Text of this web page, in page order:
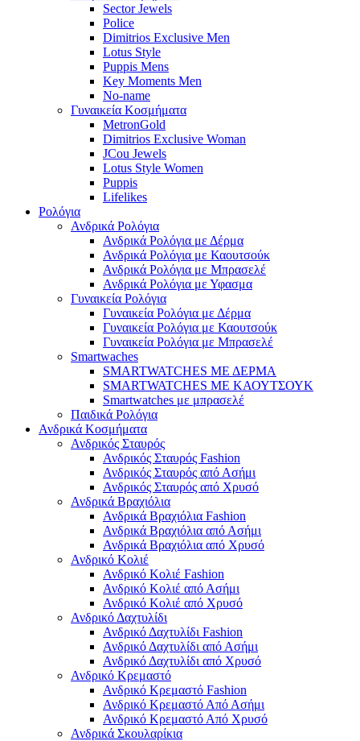
Sector Jewels
Police
Dimitrios Exclusive Men
Lotus Style
Puppis Mens
Key Moments Men
No-name
Γυναικεία Κοσμήματα
MetronGold
Dimitrios Exclusive Woman
JCou Jewels
Lotus Style Women
Puppis
Lifelikes
Ρολόγια
Ανδρικά Ρολόγια
Ανδρικά Ρολόγια με Δέρμα
Ανδρικά Ρολόγια με Καουτσούκ
Ανδρικά Ρολόγια με Μπρασελέ
Ανδρικά Ρολόγια με Υφασμα
Γυναικεία Ρολόγια
Γυναικεία Ρολόγια με Δέρμα
Γυναικεία Ρολόγια με Καουτσούκ
Γυναικεία Ρολόγια με Μπρασελέ
Smartwaches
SMARTWATCHES ΜΕ ΔΕΡΜΑ
SMARTWATCHES ΜΕ ΚΑΟΥΤΣΟΥΚ
Smartwatches με μπρασελέ
Παιδικά Ρολόγια
Ανδρικά Κοσμήματα
Ανδρικός Σταυρός
Ανδρικός Σταυρός Fashion
Ανδρικός Σταυρός από Ασήμι
Ανδρικός Σταυρός από Χρυσό
Ανδρικά Βραχιόλια
Ανδρικά Βραχιόλια Fashion
Ανδρικά Βραχιόλια από Ασήμι
Ανδρικά Βραχιόλια από Χρυσό
Ανδρικό Κολιέ
Ανδρικό Κολιέ Fashion
Ανδρικό Κολιέ από Ασήμι
Ανδρικό Κολιέ από Χρυσό
Ανδρικό Δαχτυλίδι
Ανδρικό Δαχτυλίδι Fashion
Ανδρικό Δαχτυλίδι από Ασήμι
Ανδρικό Δαχτυλίδι από Χρυσό
Ανδρικό Κρεμαστό
Ανδρικό Κρεμαστό Fashion
Ανδρικό Κρεμαστό Από Ασήμι
Ανδρικό Κρεμαστό Από Χρυσό
Ανδρικά Σκουλαρίκια